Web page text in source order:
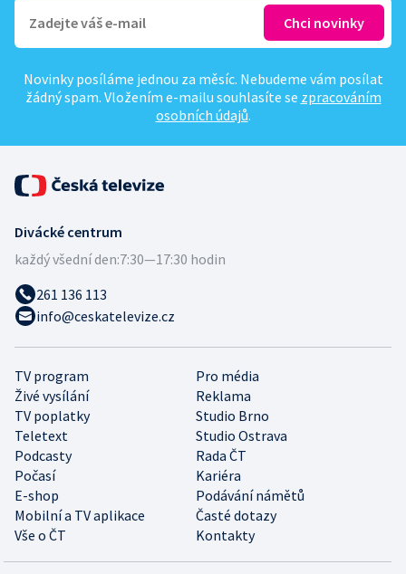
Novinky posíláme jednou za měsíc. Nebudeme vám posílat
žádný spam. Vložením e-mailu souhlasíte se zpracováním
osobních údajů.